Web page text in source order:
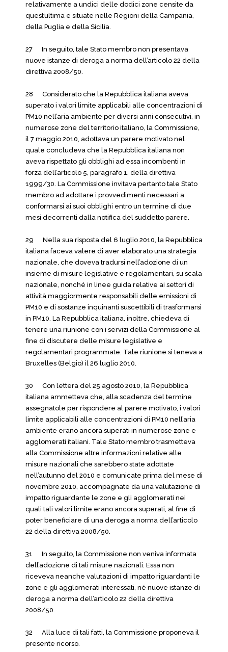
relativamente a undici delle dodici zone censite da
quest’ultima e situate nelle Regioni della Campania,
della Puglia e della Sicilia.
27 In seguito, tale Stato membro non presentava
nuove istanze di deroga a norma dell’articolo 22 della
direttiva 2008/50.
28 Considerato che la Repubblica italiana aveva
superato i valori limite applicabili alle concentrazioni di
PM10 nell’aria ambiente per diversi anni consecutivi, in
numerose zone del territorio italiano, la Commissione,
il 7 maggio 2010, adottava un parere motivato nel
quale concludeva che la Repubblica italiana non
aveva rispettato gli obblighi ad essa incombenti in
forza dell’articolo 5, paragrafo 1, della direttiva
1999/30. La Commissione invitava pertanto tale Stato
membro ad adottare i provvedimenti necessari a
conformarsi ai suoi obblighi entro un termine di due
mesi decorrenti dalla notifica del suddetto parere.
29 Nella sua risposta del 6 luglio 2010, la Repubblica
italiana faceva valere di aver elaborato una strategia
nazionale, che doveva tradursi nell’adozione di un
insieme di misure legislative e regolamentari, su scala
nazionale, nonché in linee guida relative ai settori di
attività maggiormente responsabili delle emissioni di
PM10 e di sostanze inquinanti suscettibili di trasformarsi
in PM10. La Repubblica italiana, inoltre, chiedeva di
tenere una riunione con i servizi della Commissione al
fine di discutere delle misure legislative e
regolamentari programmate. Tale riunione si teneva a
Bruxelles (Belgio) il 26 luglio 2010.
30 Con lettera del 25 agosto 2010, la Repubblica
italiana ammetteva che, alla scadenza del termine
assegnatole per rispondere al parere motivato, i valori
limite applicabili alle concentrazioni di PM10 nell’aria
ambiente erano ancora superati in numerose zone e
agglomerati italiani. Tale Stato membro trasmetteva
alla Commissione altre informazioni relative alle
misure nazionali che sarebbero state adottate
nell’autunno del 2010 e comunicate prima del mese di
novembre 2010, accompagnate da una valutazione di
impatto riguardante le zone e gli agglomerati nei
quali tali valori limite erano ancora superati, al fine di
poter beneficiare di una deroga a norma dell’articolo
22 della direttiva 2008/50.
31 In seguito, la Commissione non veniva informata
dell’adozione di tali misure nazionali. Essa non
riceveva neanche valutazioni di impatto riguardanti le
zone e gli agglomerati interessati, né nuove istanze di
deroga a norma dell’articolo 22 della direttiva
2008/50.
32 Alla luce di tali fatti, la Commissione proponeva il
presente ricorso.